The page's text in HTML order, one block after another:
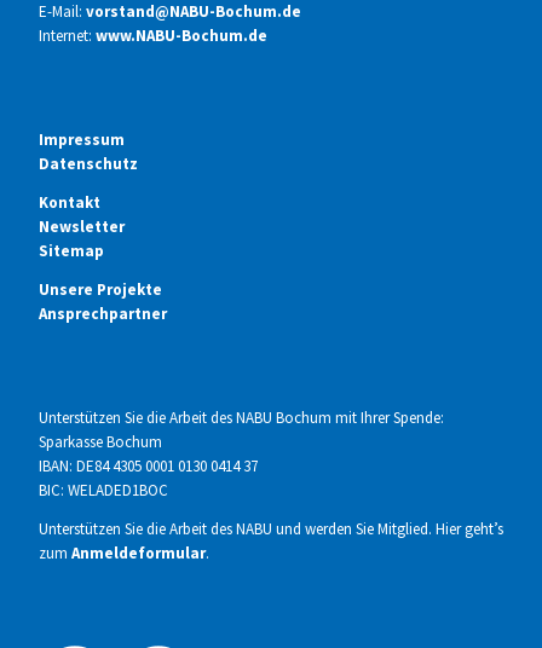
E-Mail: vorstand@NABU-Bochum.de
Internet: www.NABU-Bochum.de
Impressum
Datenschutz
Kontakt
Newsletter
Sitemap
Unsere Projekte
Ansprechpartner
Unterstützen Sie die Arbeit des NABU Bochum mit Ihrer Spende:
Sparkasse Bochum
IBAN: DE84 4305 0001 0130 0414 37
BIC: WELADED1BOC
Unterstützen Sie die Arbeit des NABU und werden Sie Mitglied. Hier geht’s
zum Anmeldeformular.